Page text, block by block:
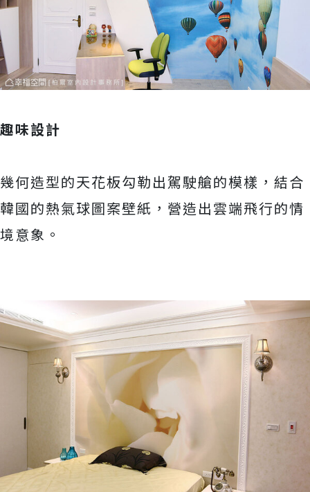
趣味設計
幾何造型的天花板勾勒出駕駛艙的模樣，結合
韓國的熱氣球圖案壁紙，營造出雲端飛行的情
境意象。